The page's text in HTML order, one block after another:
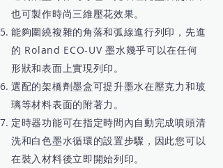
也可製作時尚三維壓花效果。
能夠圍繞複雜的角落和弧線進行列印，先進
的 Roland ECO-UV 墨水幾乎可以在任何
形狀和表面上實現列印。
選配的架橋劑墨盒可提升墨水在壓克力和玻
璃等材料表面的附著力。
定時器功能可在指定時間內自動完成噴頭清
洗和白色墨水循環的設置步驟，因此您可以
在裝入材料後立即開始列印。